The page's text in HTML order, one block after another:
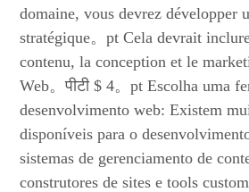
domaine, vous devrez développer
stratégique。pt Cela devrait
contenu, la conception et le
Web。पीटी $ 4。pt Escolha uma
desenvolvimento web: Existem
disponíveis para o
sistemas de gerenciamento de
construtores de sites e tools